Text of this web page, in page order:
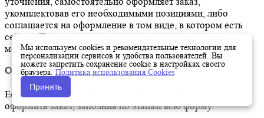
укомплектовав его необходимыми позициями, либо
соглашается на оформление в том виде, в котором есть
сейчас. Получает подтверждение на почту или на
мобильный телефон и ждёт доставки.
Оформление заказа в стандартном режиме
Если вы уверены в выборе, то можете самостоятельно
оформить заказ, заполнив по этапам всю форму.
Мы используем cookies и рекомендательные технологии для
персонализации сервисов и удобства пользователей. Вы
можете запретить сохранение cookie в настройках своего
браузера. Политика использования Cookies
Принять